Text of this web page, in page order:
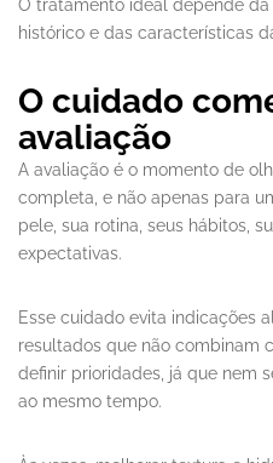
O tratamento ideal depende
histórico e das características
O cuidado
avaliação
A avaliação é o momento de
completa, e não apenas para
pele, sua rotina, seus hábitos,
expectativas.
Esse cuidado evita indicações
resultados que não combinam
definir prioridades, já que nem
ao mesmo tempo.